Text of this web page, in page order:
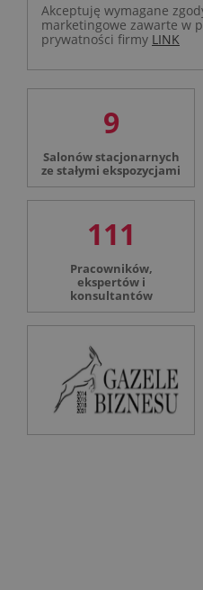
Akceptuję wymagane
marketingowe zawarte w
prywatności firmy LINK
9
Salonów stacjonarnych
ze stałymi ekspozycjami
111
Pracowników,
ekspertów i
konsultantów